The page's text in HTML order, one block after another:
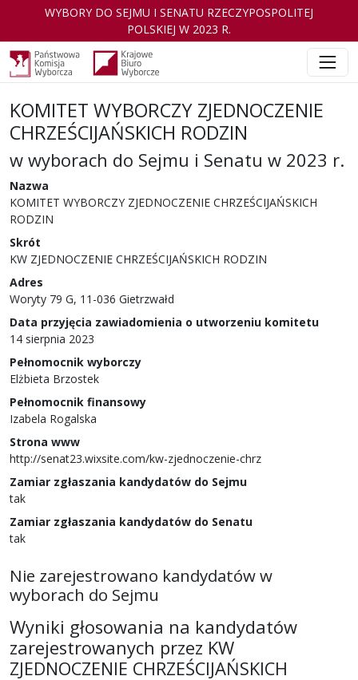
WYBORY DO SEJMU I SENATU RZECZYPOSPOLITEJ
POLSKIEJ W 2023 R.
KOMITET WYBORCZY ZJEDNOCZENIE
CHRZEŚCIJAŃSKICH RODZIN
w wyborach do Sejmu i Senatu w 2023 r.
Nazwa
KOMITET WYBORCZY ZJEDNOCZENIE CHRZEŚCIJAŃSKICH
RODZIN
Skrót
KW ZJEDNOCZENIE CHRZEŚCIJAŃSKICH RODZIN
Adres
Woryty 79 G, 11-036 Gietrzwałd
Data przyjęcia zawiadomienia o utworzeniu komitetu
14 sierpnia 2023
Pełnomocnik wyborczy
Elżbieta Brzostek
Pełnomocnik finansowy
Izabela Rogalska
Strona www
http://senat23.wixsite.com/kw-zjednoczenie-chrz
Zamiar zgłaszania kandydatów do Sejmu
tak
Zamiar zgłaszania kandydatów do Senatu
tak
Nie zarejestrowano kandydatów w
wyborach do Sejmu
Wyniki głosowania na kandydatów
zarejestrowanych przez KW
ZJEDNOCZENIE CHRZEŚCIJAŃSKICH